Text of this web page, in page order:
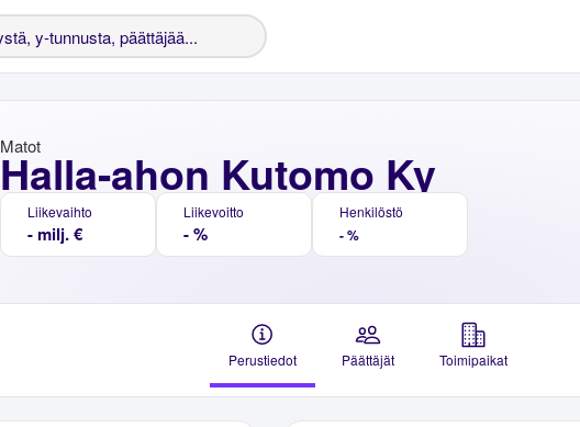
Halla-ahon Kutomo Ky
Matot
Liikevaihto
- milj. €
Liikevoitto
- %
Henkilöstö
- %
Perustiedot Päättäjät Toimipaikat